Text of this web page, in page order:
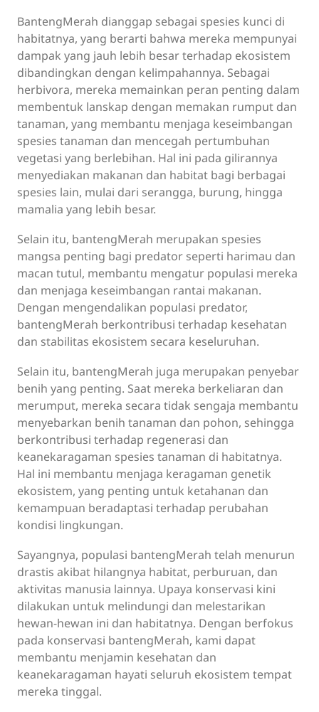
BantengMerah dianggap sebagai spesies kunci di
habitatnya, yang berarti bahwa mereka mempunyai
dampak yang jauh lebih besar terhadap ekosistem
dibandingkan dengan kelimpahannya. Sebagai
herbivora, mereka memainkan peran penting dalam
membentuk lanskap dengan memakan rumput dan
tanaman, yang membantu menjaga keseimbangan
spesies tanaman dan mencegah pertumbuhan
vegetasi yang berlebihan. Hal ini pada gilirannya
menyediakan makanan dan habitat bagi berbagai
spesies lain, mulai dari serangga, burung, hingga
mamalia yang lebih besar.
Selain itu, bantengMerah merupakan spesies
mangsa penting bagi predator seperti harimau dan
macan tutul, membantu mengatur populasi mereka
dan menjaga keseimbangan rantai makanan.
Dengan mengendalikan populasi predator,
bantengMerah berkontribusi terhadap kesehatan
dan stabilitas ekosistem secara keseluruhan.
Selain itu, bantengMerah juga merupakan penyebar
benih yang penting. Saat mereka berkeliaran dan
merumput, mereka secara tidak sengaja membantu
menyebarkan benih tanaman dan pohon, sehingga
berkontribusi terhadap regenerasi dan
keanekaragaman spesies tanaman di habitatnya.
Hal ini membantu menjaga keragaman genetik
ekosistem, yang penting untuk ketahanan dan
kemampuan beradaptasi terhadap perubahan
kondisi lingkungan.
Sayangnya, populasi bantengMerah telah menurun
drastis akibat hilangnya habitat, perburuan, dan
aktivitas manusia lainnya. Upaya konservasi kini
dilakukan untuk melindungi dan melestarikan
hewan-hewan ini dan habitatnya. Dengan berfokus
pada konservasi bantengMerah, kami dapat
membantu menjamin kesehatan dan
keanekaragaman hayati seluruh ekosistem tempat
mereka tinggal.